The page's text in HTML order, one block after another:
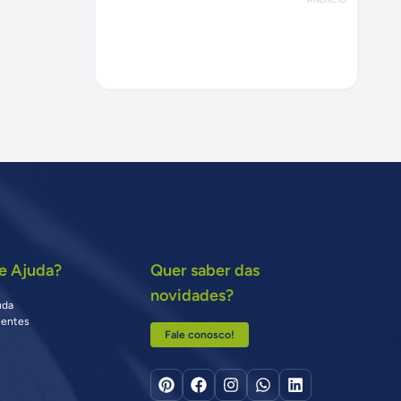
Ajuda?
Quer saber das
novidades?
Fale conosco!